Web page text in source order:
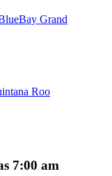
Grand
Roo
7:00 am